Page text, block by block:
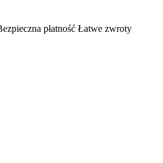
płatność Łatwe zwroty